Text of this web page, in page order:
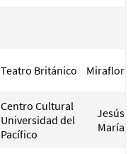
Teatro Británico
Centro Cultural
Universidad del
Pacífico
Jesús
María